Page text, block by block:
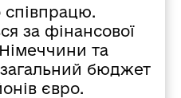
за фінансової
та
бюджет
євро.